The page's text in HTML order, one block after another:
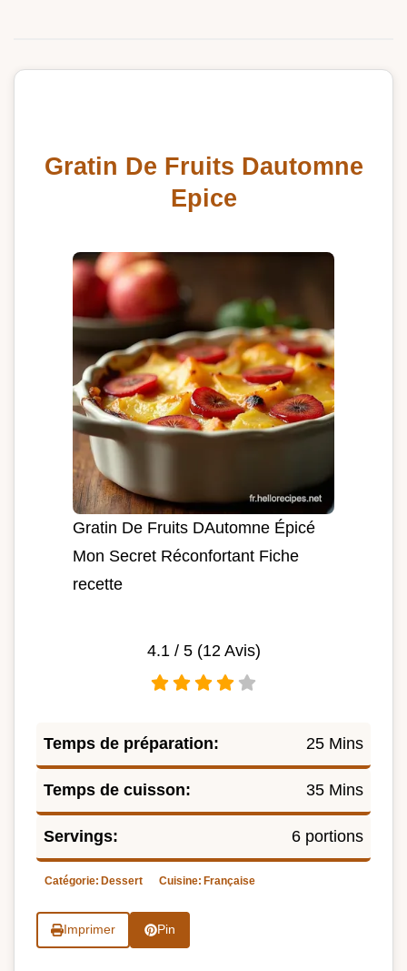
Gratin De Fruits Dautomne
Epice
Gratin De Fruits DAutomne Épicé
Mon Secret Réconfortant Fiche
recette
4.1 / 5 (12 Avis)
Temps de préparation: 25 Mins
Temps de cuisson: 35 Mins
Servings: 6 portions
Catégorie: Dessert Cuisine: Française
Imprimer Pin